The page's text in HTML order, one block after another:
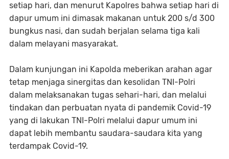
setiap hari, dan menurut Kapolres bahwa setiap hari di
dapur umum ini dimasak makanan untuk 200 s/d 300
bungkus nasi, dan sudah berjalan selama tiga kali
dalam melayani masyarakat.
Dalam kunjungan ini Kapolda meberikan arahan agar
tetap menjaga sinergitas dan kesolidan TNI-Polri
dalam melaksanakan tugas sehari-hari, dan melalui
tindakan dan perbuatan nyata di pandemik Covid-19
yang di lakukan TNI-Polri melalui dapur umum ini
dapat lebih membantu saudara-saudara kita yang
terdampak Covid-19.